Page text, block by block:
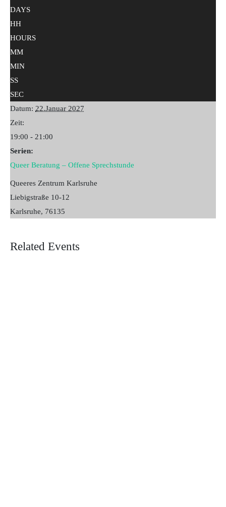
DAYS
HH
HOURS
MM
MIN
SS
SEC
Datum: 22.Januar 2027
Zeit:
19:00 - 21:00
Serien:
Queer Beratung – Offene Sprechstunde
Queeres Zentrum Karlsruhe
Liebigstraße 10-12
Karlsruhe, 76135
Related Events